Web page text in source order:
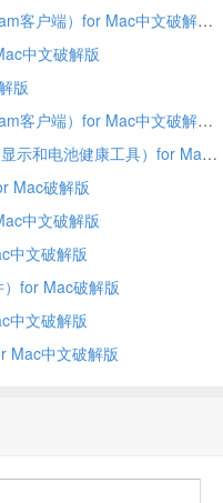
Grids for Instagram 7.0.15（Instagram客户端）for Mac中文破解版
中文破解版
版
Grids for Instagram 7.0.14（Instagram客户端）for Mac中文破解版
Network & Battery 12.4.2（实时网速显示和电池健康工具）for Mac中文破解版
Mac破解版
中文破解版
中文破解版
for Mac破解版
中文破解版
Mac中文破解版